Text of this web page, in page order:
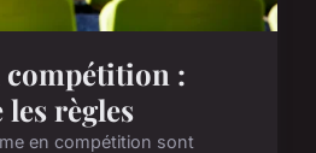
compétition :
règles
en compétition sont